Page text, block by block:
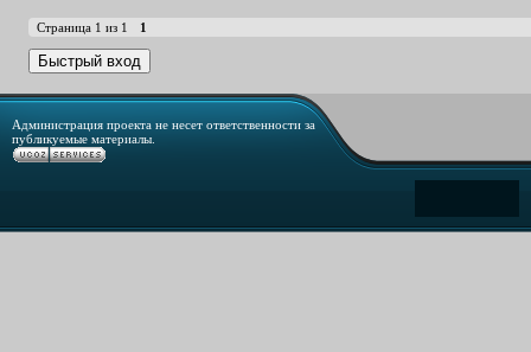
Страница 1 из 1 1
Администрация проекта не несет ответственности за
публикуемые материалы.